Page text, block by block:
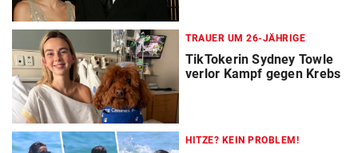
TRAUER UM 26-JÄHRIGE
TikTokerin Sydney Towle
verlor Kampf gegen Krebs
HITZE? KEIN PROBLEM!